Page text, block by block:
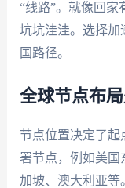
“线路”。就像回家
坑坑洼洼。选择加
国路径。
全球节点布
节点位置决定了起
署节点，例如美国
加坡、澳大利亚